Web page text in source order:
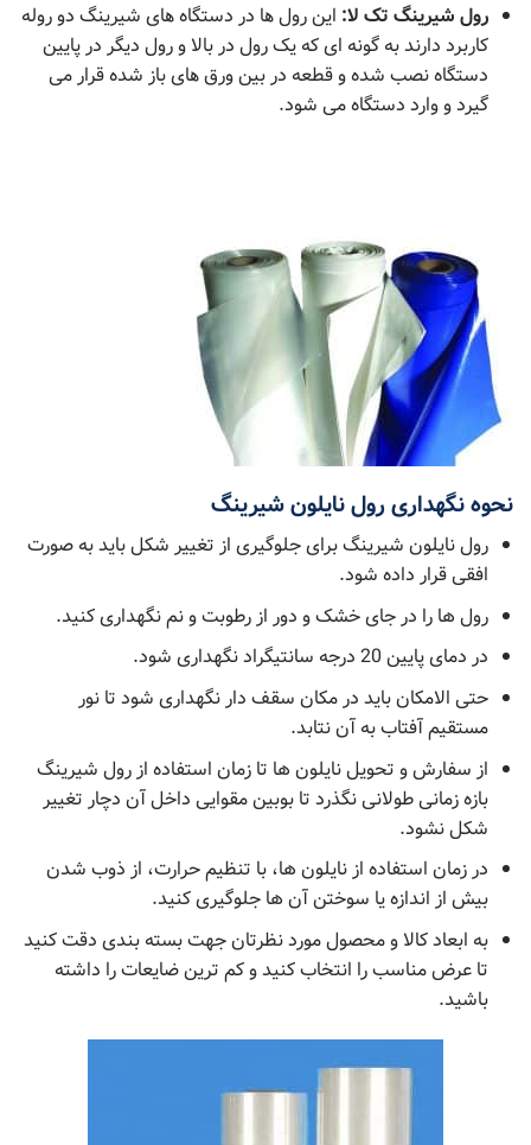
رول شیرینگ تک لا: این رول ھا در دستگاه ھای شیرینگ دو روله
کاربرد دارند به گونه ای که یک رول در بالا و رول دیگر در پایین
دستگاه نصب شده و قطعه در بین ورق ھای باز شده قرار می
گیرد و وارد دستگاه می شود.
نحوه نگهداری رول نایلون شیرینگ
رول نایلون شیرینگ برای جلوگیری از تغییر شکل باید به صورت
افقی قرار داده شود.
رول ها را در جای خشک و دور از رطوبت و نم نگهداری کنید.
در دمای پایین 20 درجه سانتیگراد نگهداری شود.
حتی الامکان باید در مکان سقف دار نگهداری شود تا نور
مستقیم آفتاب به آن نتابد.
از سفارش و تحویل نایلون ها تا زمان استفاده از رول شیرینگ
بازه زمانی طولانی نگذرد تا بوبین مقوایی داخل آن دچار تغییر
شکل نشود.
در زمان استفاده از نایلون ها، با تنظیم حرارت، از ذوب شدن
بیش از اندازه یا سوختن آن ها جلوگیری کنید.
به ابعاد کالا و محصول مورد نظرتان جهت بسته بندی دقت کنید
تا عرض مناسب را انتخاب کنید و کم ترین ضایعات را داشته
باشید.